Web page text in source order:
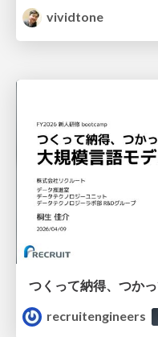
vividtone
recruitengineers